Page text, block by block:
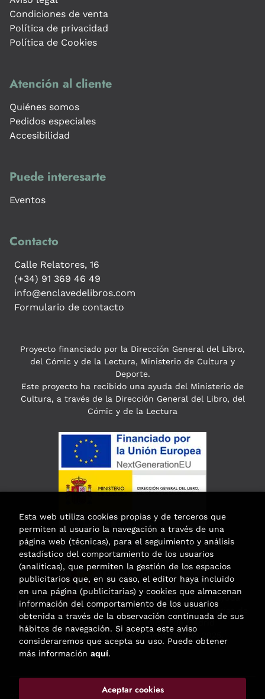
Condiciones de venta
Política de privacidad
Política de Cookies
Atención al cliente
Quiénes somos
Pedidos especiales
Accesibilidad
Puede interesarte
Eventos
Contacto
Calle Relatores, 16
(+34) 91 369 46 49
info@enclavedelibros.com
Formulario de contacto
Proyecto financiado por la Dirección General del Libro,
del Cómic y de la Lectura, Ministerio de Cultura y
Deporte.
Este proyecto ha recibido una ayuda del Ministerio de
Cultura, a través de la Dirección General del Libro, del
Cómic y de la Lectura
Esta actividad ha recibido una ayuda
para la modernización de las librerías de
la Comunidad de Madrid
correspondiente al año 2025.
. Todos los Derechos Reservados |
Esta web utiliza cookies propias y de terceros que
permiten al usuario la navegación a través de una
página web (técnicas), para el seguimiento y análisis
estadístico del comportamiento de los usuarios
(analíticas), que permiten la gestión de los espacios
publicitarios que, en su caso, el editor haya incluido
en una página (publicitarias) y cookies que almacenan
información del comportamiento de los usuarios
obtenida a través de la observación continuada de sus
hábitos de navegación. Si acepta este aviso
consideraremos que acepta su uso. Puede obtener
más información aquí.
Aceptar cookies